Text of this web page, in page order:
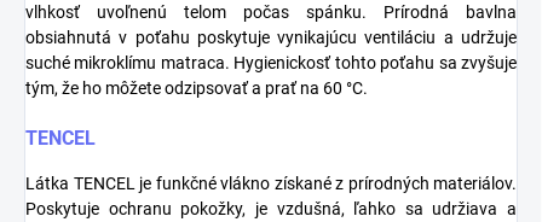
vlhkosť uvoľnenú telom počas spánku. Prírodná bavlna
obsiahnutá v poťahu poskytuje vynikajúcu ventiláciu a udržuje
suché mikroklímu matraca. Hygienickosť tohto poťahu sa zvyšuje
tým, že ho môžete odzipsovať a prať na 60 °C.
TENCEL
Látka TENCEL je funkčné vlákno získané z prírodných materiálov.
Poskytuje ochranu pokožky, je vzdušná, ľahko sa udržiava a